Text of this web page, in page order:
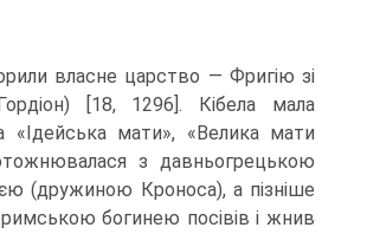
власне царство — Фригію зі
[18, 1296]. Кібела мала
«Ідейська мати», «Велика мати
з давньогрецькою
(дружиною Кроноса), а пізніше
богинею посівів і жнив